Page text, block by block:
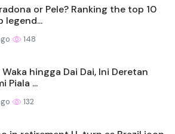
or Pele? Ranking the top 10
legend...
148
Waka hingga Dai Dai, Ini Deretan
Piala ...
132